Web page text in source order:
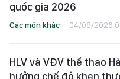
quốc gia 2026
Các môn khác 04/08/2026
HLV và VĐV thể thao